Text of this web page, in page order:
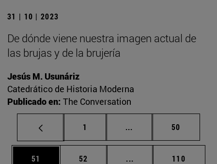
31 | 10 | 2023
De dónde viene nuestra imagen actual de
las brujas y de la brujería
Jesús M. Usunáriz
Catedrático de Historia Moderna
Publicado en: The Conversation
Página
1 ... Páginas intermedias
Página
50
Página
51 Página
52 ... Páginas intermedias
Página
110